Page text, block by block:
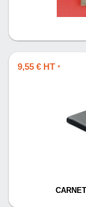
9,55 € HT *